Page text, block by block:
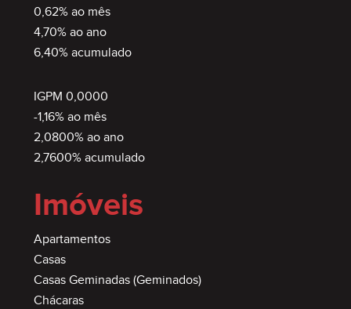
0,62% ao mês
4,70% ao ano
6,40% acumulado
IGPM 0,0000
-1,16% ao mês
2,0800% ao ano
2,7600% acumulado
Imóveis
Apartamentos
Casas
Casas Geminadas (Geminados)
Chácaras